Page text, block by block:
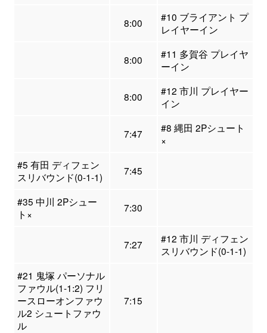
8:00
#10 ブライアント プ
レイヤーイン
8:00
#11 多賀谷 プレイヤ
ーイン
8:00
#12 市川 プレイヤー
イン
7:47
#8 縄田 2Pシュート
×
#5 有田 ディフェン
スリバウンド(0-1-1)
7:45
#35 中川 2Pシュー
ト×
7:30
7:27
#12 市川 ディフェン
スリバウンド(0-1-1)
#21 鬼塚 パーソナル
ファウル(1-1:2) フリ
ースローオンファウ
ル2 シュートファウ
ル
7:15